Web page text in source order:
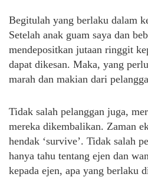
Begitulah yang berlaku dalam
Setelah anak guam saya dan
mendepositkan jutaan ringgit
dapat dikesan. Maka, yang
marah dan makian dari
Tidak salah pelanggan juga,
mereka dikembalikan. Zaman
hendak ‘survive’. Tidak salah
hanya tahu tentang ejen dan
kepada ejen, apa yang berlaku